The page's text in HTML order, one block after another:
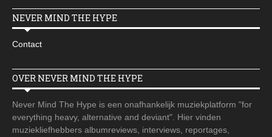
NEVER MIND THE HYPE
Contact
OVER NEVER MIND THE HYPE
Never Mind The Hype is een onafhankelijk muziekplatform "for
everything heavy, alternative and deviant". Hier vinden
muziekliefhebbers albumreviews, interviews, reportages,